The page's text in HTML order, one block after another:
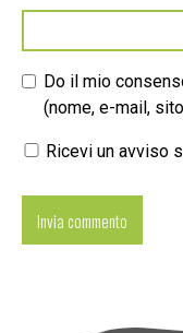
Do il mio
(nome, e-mail,
Ricevi un avviso